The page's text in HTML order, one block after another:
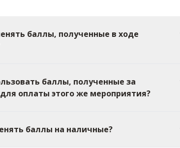
баллы, полученные в ходе
баллы, полученные за
оплаты этого же мероприятия?
баллы на наличные?